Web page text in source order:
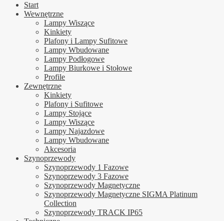
Start
Wewnętrzne
Lampy Wiszące
Kinkiety
Plafony i Lampy Sufitowe
Lampy Wbudowane
Lampy Podłogowe
Lampy Biurkowe i Stołowe
Profile
Zewnętrzne
Kinkiety
Plafony i Sufitowe
Lampy Stojące
Lampy Wiszące
Lampy Najazdowe
Lampy Wbudowane
Akcesoria
Szynoprzewody
Szynoprzewody 1 Fazowe
Szynoprzewody 3 Fazowe
Szynoprzewody Magnetyczne
Szynoprzewody Magnetyczne SIGMA Platinum
Collection
Szynoprzewody TRACK IP65